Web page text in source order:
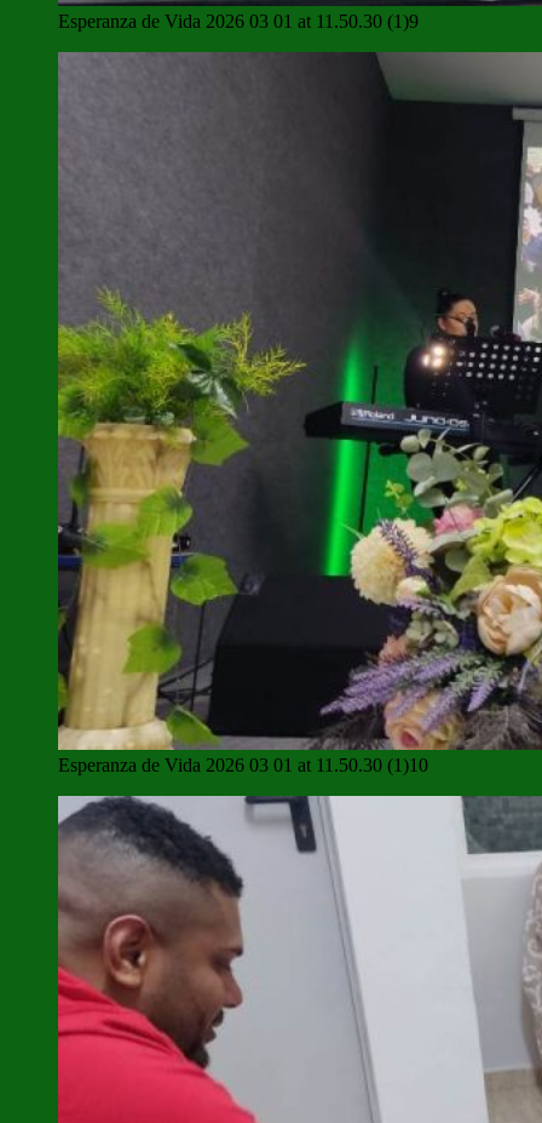
Esperanza de Vida 2026 03 01 at 11.50.30 (1)9
Esperanza de Vida 2026 03 01 at 11.50.30 (1)10